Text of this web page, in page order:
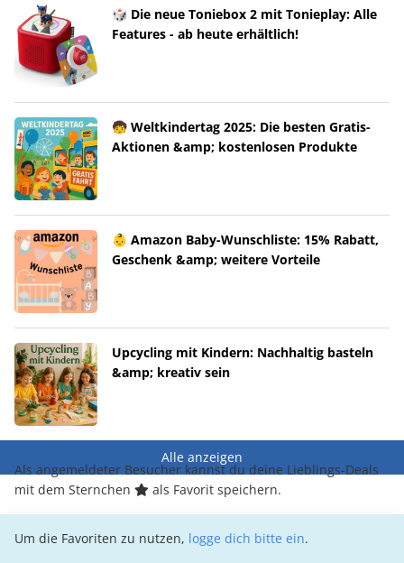
🎲 Die neue Toniebox 2 mit Tonieplay: Alle
Features - ab heute erhältlich!
🧒 Weltkindertag 2025: Die besten Gratis-
Aktionen &amp; kostenlosen Produkte
👶 Amazon Baby-Wunschliste: 15% Rabatt,
Geschenk &amp; weitere Vorteile
Upcycling mit Kindern: Nachhaltig basteln
&amp; kreativ sein
Alle anzeigen
Als angemeldeter Besucher kannst du deine Lieblings-Deals
mit dem Sternchen
als Favorit speichern.
Um die Favoriten zu nutzen, logge dich bitte ein.